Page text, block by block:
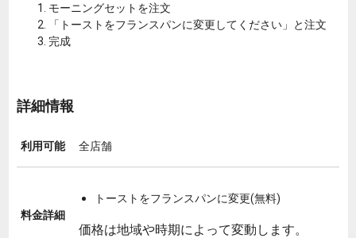
モーニングセットを注文
「トーストをフランスパンに変更してください」と注文
完成
詳細情報
利用可能 全店舗
料金詳細
トーストをフランスパンに変更(無料)
価格は地域や時期によって変動します。